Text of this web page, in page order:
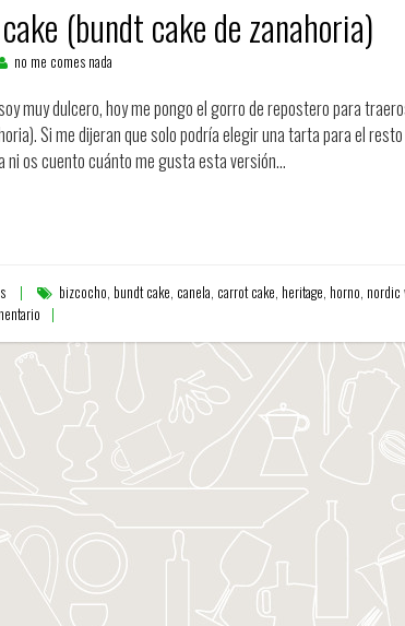
(bundt cake de zanahoria)
no me comes nada
muy dulcero, hoy me pongo el gorro de repostero para
Si me dijeran que solo podría elegir una tarta para el
ni os cuento cuánto me gusta esta versión…
bizcocho, bundt cake, canela, carrot cake, heritage, horno, nordic